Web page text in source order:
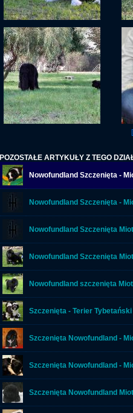
[
POZOSTAŁE ARTYKUŁY Z TEGO
Nowofundland Szczenięta -
Nowofundland Szczenięta -
Nowofundland Szczenięta
Nowofundland Szczenięta
Nowofundland szczenięta
Szczenięta - Terier Tybetański
Szczenięta Nowofundland -
Szczenięta Nowofundland -
Szczenięta Nowofundland